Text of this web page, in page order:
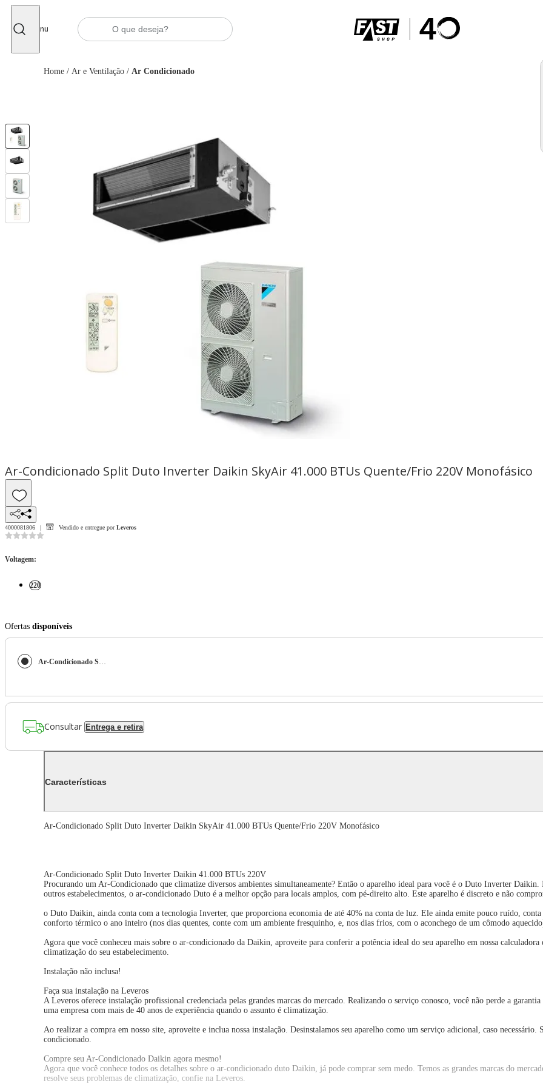
Menu
Home / Ar e Ventilação / Ar Condicionado
Ar-Condicionado Split Duto Inverter Daikin SkyAir 41.000 BTUs Quente/Frio 220V Monofásico
4000081806 Vendido e entregue por Leveros
Voltagem:
220
Ofertas disponíveis
Ar-Condicionado Split Duto Inverter Daikin SkyAir 41.000 BTUs Quente/Frio 220V Monofásico
Consultar Entrega e retira
Características
Ar-Condicionado Split Duto Inverter Daikin SkyAir 41.000 BTUs Quente/Frio 220V Monofásico
Ar-Condicionado Split Duto Inverter Daikin 41.000 BTUs 220V
Procurando um Ar-Condicionado que climatize diversos ambientes simultaneamente? Então o aparelho ideal para você é o Duto Inverter
outros estabelecimentos, o ar-condicionado Duto é a melhor opção para locais amplos, com pé-direito alto. Este aparelho é discreto e não
o Duto Daikin, ainda conta com a tecnologia Inverter, que proporciona economia de até 40% na conta de luz. Ele ainda emite pouco ruído,
conforto térmico o ano inteiro (nos dias quentes, conte com um ambiente fresquinho, e, nos dias frios, com o aconchego de um cômodo
Agora que você conheceu mais sobre o ar-condicionado da Daikin, aproveite para conferir a potência ideal do seu aparelho em nossa
climatização do seu estabelecimento.
Instalação não inclusa!
Faça sua instalação na Leveros
A Leveros oferece instalação profissional credenciada pelas grandes marcas do mercado. Realizando o serviço conosco, você não perde a
uma empresa com mais de 40 anos de experiência quando o assunto é climatização.
Ao realizar a compra em nosso site, aproveite e inclua nossa instalação. Desinstalamos seu aparelho como um serviço adicional, caso necessário.
condicionado.
Compre seu Ar-Condicionado Daikin agora mesmo!
Agora que você conhece todos os detalhes sobre o ar-condicionado duto Daikin, já pode comprar sem medo. Temos as grandes marcas do
resolve seus problemas de climatização, confie na Leveros.